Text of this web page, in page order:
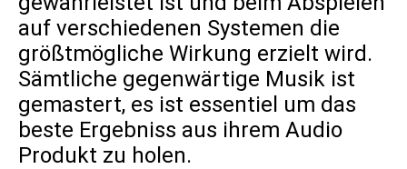
auf verschiedenen Systemen die
größtmögliche Wirkung erzielt wird.
Sämtliche gegenwärtige Musik ist
gemastert, es ist essentiel um das
beste Ergebniss aus ihrem Audio
Produkt zu holen.